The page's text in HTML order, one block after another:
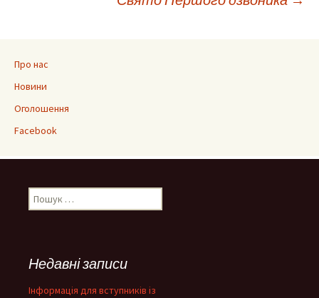
запису
Про нас
Новини
Оголошення
Facebook
Пошук:
Недавні записи
Інформація для вступників із